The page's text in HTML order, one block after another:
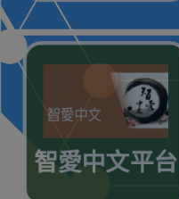
智愛中文平台